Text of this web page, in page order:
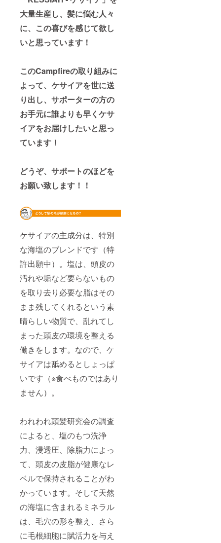
大量生産し、髪に悩む人々
に、この喜びを感じて欲し
いと思っています！
このCampfireの取り組みに
よって、ケサイアを世に送
り出し、サポーターの方の
お手元に誰よりも早くケサ
イアをお届けしたいと思っ
ています！
どうぞ、サポートのほどを
お願い致します！！
ケサイアの主成分は、特別
な海塩のブレンドです（特
許出願中）。塩は、頭皮の
汚れや垢など要らないもの
を取り去り必要な脂はその
まま残してくれるという素
晴らしい物質で、乱れてし
まった頭皮の環境を整える
働きをします。なので、ケ
サイアは舐めるとしょっぱ
いです（※食べものではあり
ません）。
われわれ頭髪研究会の調査
によると、塩のもつ洗浄
力、浸透圧、除脂力によっ
て、頭皮の皮脂が健康なレ
ベルで保持されることがわ
かっています。そして天然
の海塩に含まれるミネラル
は、毛穴の形を整え、さら
に毛根細胞に賦活力を与え